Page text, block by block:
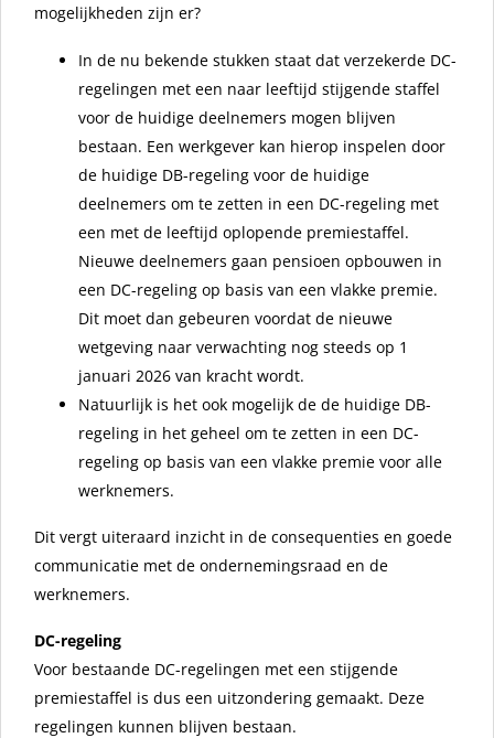
mogelijkheden zijn er?
In de nu bekende stukken staat dat verzekerde DC-
regelingen met een naar leeftijd stijgende staffel
voor de huidige deelnemers mogen blijven
bestaan. Een werkgever kan hierop inspelen door
de huidige DB-regeling voor de huidige
deelnemers om te zetten in een DC-regeling met
een met de leeftijd oplopende premiestaffel.
Nieuwe deelnemers gaan pensioen opbouwen in
een DC-regeling op basis van een vlakke premie.
Dit moet dan gebeuren voordat de nieuwe
wetgeving naar verwachting nog steeds op 1
januari 2026 van kracht wordt.
Natuurlijk is het ook mogelijk de de huidige DB-
regeling in het geheel om te zetten in een DC-
regeling op basis van een vlakke premie voor alle
werknemers.
Dit vergt uiteraard inzicht in de consequenties en goede
communicatie met de ondernemingsraad en de
werknemers.
DC-regeling
Voor bestaande DC-regelingen met een stijgende
premiestaffel is dus een uitzondering gemaakt. Deze
regelingen kunnen blijven bestaan.